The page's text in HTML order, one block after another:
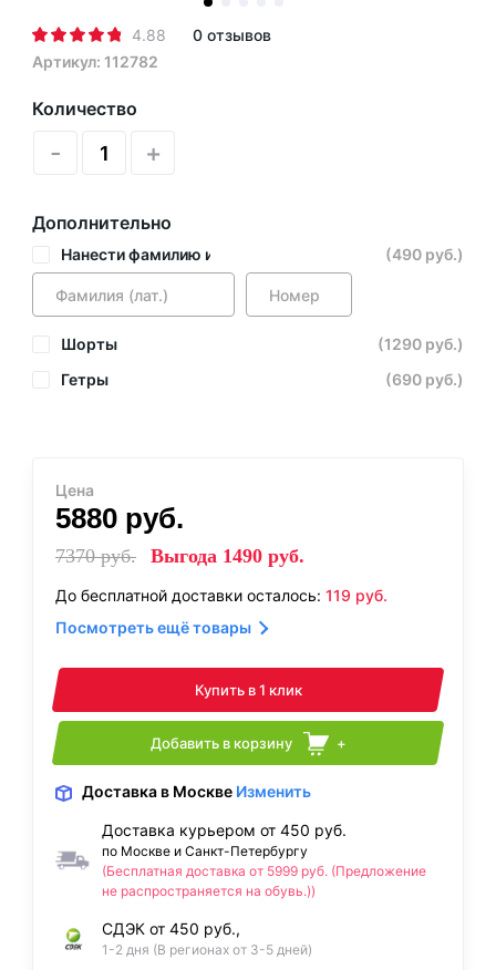
4.88
0 отзывов
Артикул: 112782
Количество
- +
Дополнительно
Нанести фамилию и номер (490 руб.)
Шорты
(1290 руб.)
Гетры
(690 руб.)
Цена
5880 руб.
7370руб. Выгода 1490 руб.
До бесплатной доставки осталось: 119 руб.
Посмотреть ещё товары
Купить в 1 клик
Добавить в корзину +
Доставка в Москве Изменить
Доставка курьером от 450 руб.
по Москве и Санкт-Петербургу
(Бесплатная доставка от 5999 руб. (Предложение
не распространяется на обувь.))
СДЭК от 450 руб.,
1-2 дня (В регионах от 3-5 дней)